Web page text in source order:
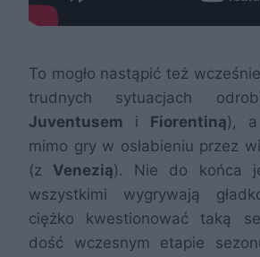
To mogło nastąpić też
trudnych sytuacjach
Juventusem i Fiorentiną), a
mimo gry w osłabieniu przez
(z Venezią). Nie do końca
wszystkimi wygrywają
ciężko kwestionować taką
dość wczesnym etapie